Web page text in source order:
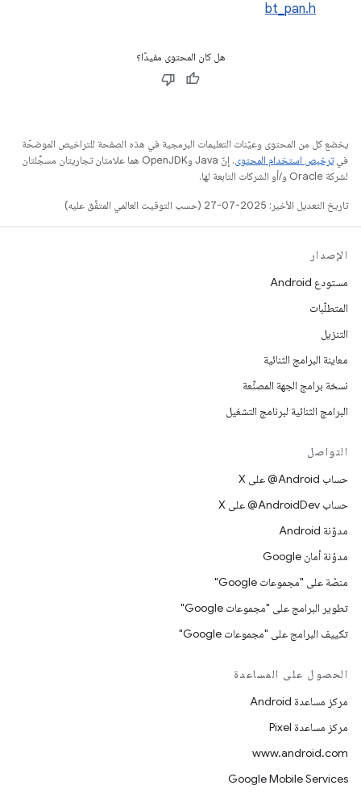
bt_pan.h
هل كان المحتوى مفيدًا؟
يخضع كل من المحتوى وعيّنات التعليمات البرمجية في هذه الصفحة للتراخيص الموضحّة
فيترخيص استخدام المحتوى
. إنّ Java وOpenJDK هما علامتان تجاريتان مسجَّلتان
لشركة Oracle و/أو الشركات التابعة لها.
تاريخ التعديل الأخير: 2025-07-27 (حسب التوقيت العالمي المتفَّق عليه)
الإصدار
مستودع Android
المتطلّبات
التنزيل
معاينة البرامج الثنائية
نسخة برامج الجهة المصنِّعة
البرامج الثنائية لبرنامج التشغيل
التواصل
حساب ‎@Android على X
حساب ‎@AndroidDev على X
مدوّنة Android
مدوّنة أمان Google
منصّة على "مجموعات Google"
تطوير البرامج على "مجموعات Google"
تكييف البرامج على "مجموعات Google"
الحصول على المساعدة
مركز مساعدة Android
مركز مساعدة Pixel
www.android.com
Google Mobile Services